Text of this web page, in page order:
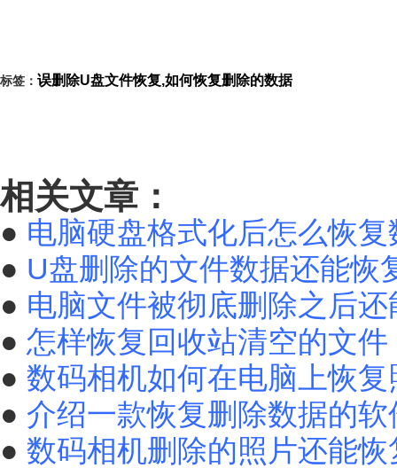
标签： 误删除U盘文件恢复,如何恢复删除的数据
相关文章：
● 电脑硬盘格式化后怎么恢复
● U盘删除的文件数据还能恢
● 电脑文件被彻底删除之后
● 怎样恢复回收站清空的文件
● 数码相机如何在电脑上恢复
● 介绍一款恢复删除数据的软
● 数码相机删除的照片还能恢